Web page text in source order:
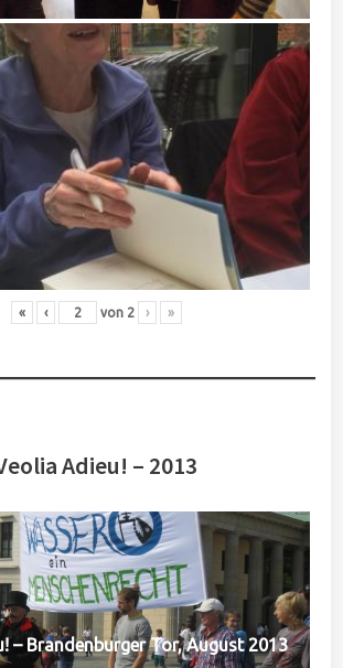
« ‹ von 2 › »
Adieu! – 2013
– Brandenburger Tor, August 2013